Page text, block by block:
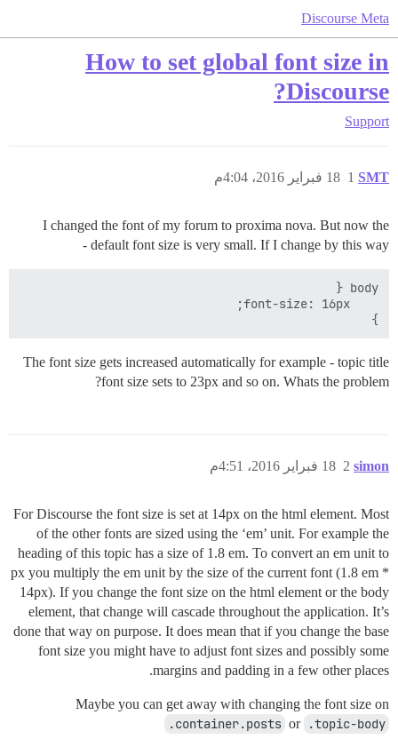
Discourse Meta
How to set global font size in
Discourse?
Support
SMT 18 فبراير 2016، 4:04م 1
I changed the font of my forum to proxima nova. But now the
default font size is very small. If I change by this way -
}
The font size gets increased automatically for example - topic title
font size sets to 23px and so on. Whats the problem?
simon 18 فبراير 2016، 4:51م 2
For Discourse the font size is set at 14px on the html element. Most
of the other fonts are sized using the ‘em’ unit. For example the
heading of this topic has a size of 1.8 em. To convert an em unit to
px you multiply the em unit by the size of the current font (1.8 em *
14px). If you change the font size on the html element or the body
element, that change will cascade throughout the application. It’s
done that way on purpose. It does mean that if you change the base
font size you might have to adjust font sizes and possibly some
margins and padding in a few other places.
Maybe you can get away with changing the font size on
.container.posts or .topic-body